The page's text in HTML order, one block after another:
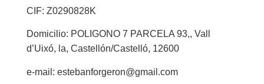
CIF: Z0290828K
Domicilio: POLIGONO 7 PARCELA 93,, Vall
d’Uixó, la, Castellón/Castelló, 12600
e-mail: estebanforgeron@gmail.com